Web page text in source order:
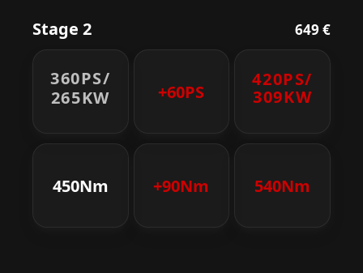
Stage 2 649 €
360PS/
265KW
+60PS
420PS/
309KW
450Nm +90Nm 540Nm